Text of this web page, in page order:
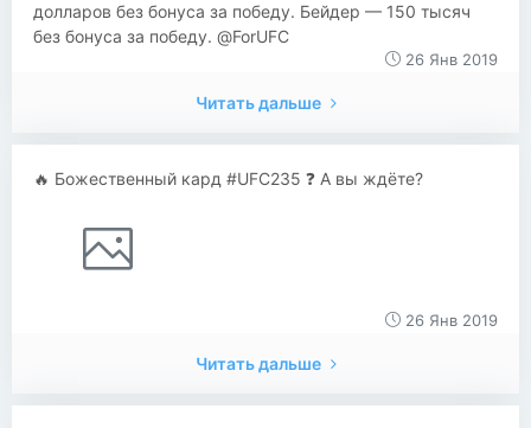
долларов без бонуса за победу. Бейдер — 150 тысяч
без бонуса за победу. @ForUFC
26 Янв 2019
Читать дальше
🔥 Божественный кард #UFC235 ❓ А вы ждёте?
26 Янв 2019
Читать дальше